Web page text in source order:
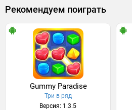
Рекомендуем поиграть
Gummy Paradise
Три в ряд
Версия: 1.3.5